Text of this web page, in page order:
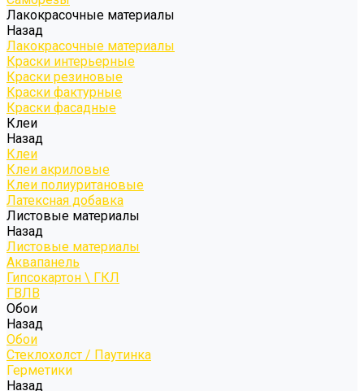
Лакокрасочные материалы
Назад
Лакокрасочные материалы
Краски интерьерные
Краски резиновые
Краски фактурные
Краски фасадные
Клеи
Назад
Клеи
Клеи акриловые
Клеи полиуритановые
Латексная добавка
Листовые материалы
Назад
Листовые материалы
Аквапанель
Гипсокартон \ ГКЛ
ГВЛВ
Обои
Назад
Обои
Стеклохолст / Паутинка
Герметики
Назад